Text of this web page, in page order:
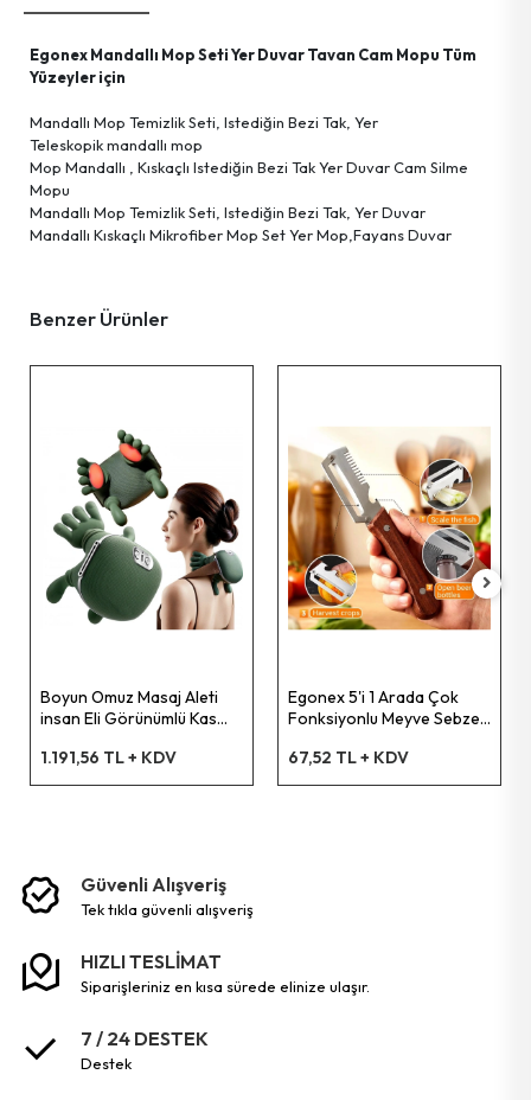
Kişisel Bakım Ürünleri
Ayna Grup
Güvenlik Ürünleri
Haşere İlaç & Makine & Ürünleri
Tartı Ürünleri
Terzi El Aletleri
Temizlik Ürünleri
Ev Gereçleri
Streç Film &ürünleri
Tv & Radyo & Uydu &ürünleri
Pet Shop Ürünleri
Kişisel Bakım Aletleri
Güvenlik Ürünleri
Kişisel Temizlik Ürünleri
Bisiklet & Motor Malzemeleri
Ev & Ofis Dekor Ürünleri
Askı Grup
Hobi Ürünleri
Tekstil Ürünleri
Kişisel Eşyalar
Egonex Mandallı Mop Seti Yer Duvar Tavan Cam Mopu Tüm
Yüzeyler için
Mandallı Mop Temizlik Seti, Istediğin Bezi Tak, Yer
Teleskopik mandallı mop
Mop Mandallı , Kıskaçlı Istediğin Bezi Tak Yer Duvar Cam Silme
Mopu
Mandallı Mop Temizlik Seti, Istediğin Bezi Tak, Yer Duvar
Mandallı Kıskaçlı Mikrofiber Mop Set Yer Mop,Fayans Duvar
Benzer Ürünler
Boyun Omuz Masaj Aleti
insan Eli Görünümlü Kas
1.191,56 TL + KDV
Egonex 5'i 1 Arada Çok
Fonksiyonlu Meyve Sebze
ve Şişe Açacağı – Ahşap
Saplı Paslanmaz Çelik
67,52 TL + KDV
Güvenli Alışveriş
tek tikla güvenli̇ alişveri̇ş
HIZLI TESLİMAT
siparişleriniz en kısa sürede elinize ulaşır.
7 / 24 DESTEK
destek